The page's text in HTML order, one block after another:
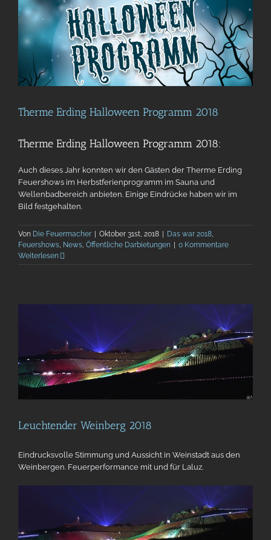
Therme Erding Halloween Programm 2018
Therme Erding Halloween Programm 2018:
Auch dieses Jahr konnten wir den Gästen der Therme Erding
Feuershows im Herbstferienprogramm im Sauna und
Wellenbadbereich anbieten. Einige Eindrücke haben wir im
Bild festgehalten.
Von Die Feuermacher | Oktober 31st, 2018 | Das war 2018
Feuershows News Öffentliche Darbietungen | 0 Kommentare
Weiterlesen
Leuchtender Weinberg 2018
Eindrucksvolle Stimmung und Aussicht in Weinstadt aus den
Weinbergen. Feuerperformance mit und für Laluz.